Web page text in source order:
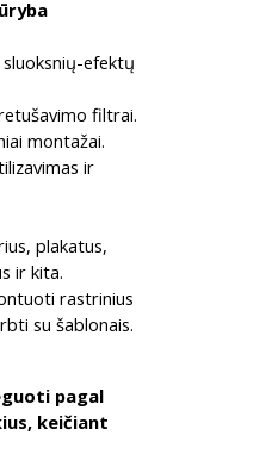
efektų
filtrai.
montažai.
ir
plakatus,
ir kita.
rastrinius
su šablonais.
pagal
keičiant